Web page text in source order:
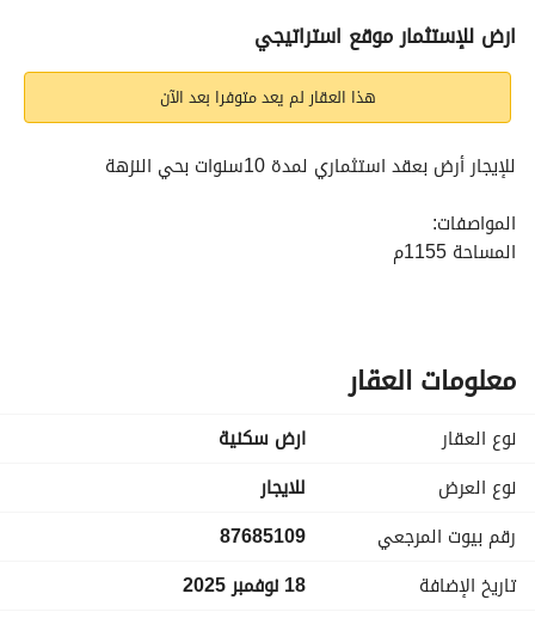
الإعلان الاماكن القريبة
ارض للإستثمار موقع استراتيجي
هذا العقار لم يعد متوفرا بعد الآن
للإيجار أرض بعقد استثماري لمدة 10سنوات بحي النزهة
المواصفات:
المساحة 1155م
مقابل محطة ساسكو
موقع استراتيجي
الايجار :
1200000
0561296465
معلومات العقار
نوع العقار
ارض سكنية
نوع العرض
للايجار
رقم بيوت المرجعي
87685109
تاريخ الإضافة
18 نوفمبر 2025